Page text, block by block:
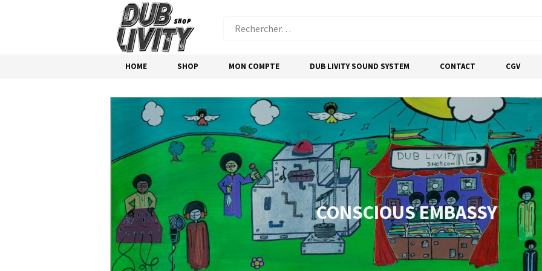
HOME SHOP MON COMPTE DUB LIVITY SOUND SYSTEM CONTACT CGV
CONSCIOUS EMBASSY